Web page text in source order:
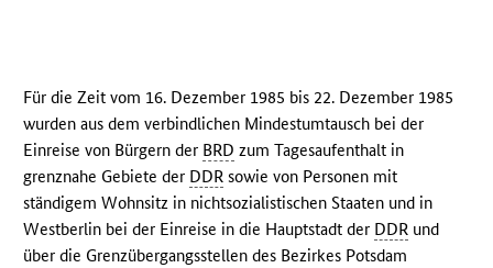
Für die Zeit vom 16. Dezember 1985 bis 22. Dezember 1985
wurden aus dem verbindlichen Mindestumtausch bei der
Einreise von Bürgern der BRD zum Tagesaufenthalt in
grenznahe Gebiete der DDR sowie von Personen mit
ständigem Wohnsitz in nichtsozialistischen Staaten und in
Westberlin bei der Einreise in die Hauptstadt der DDR und
über die Grenzübergangsstellen des Bezirkes Potsdam